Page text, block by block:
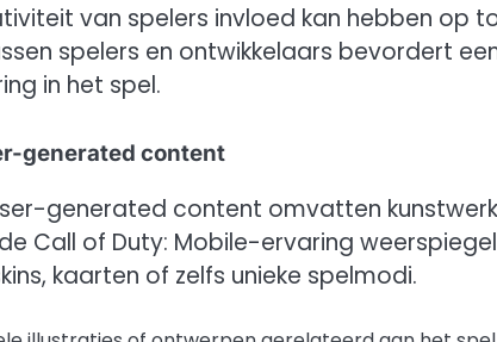
van spelers invloed kan hebben op
spelers en ontwikkelaars bevordert
in het spel.
generated content
generated content omvatten
Call of Duty: Mobile-ervaring
kaarten of zelfs unieke spelmodi.